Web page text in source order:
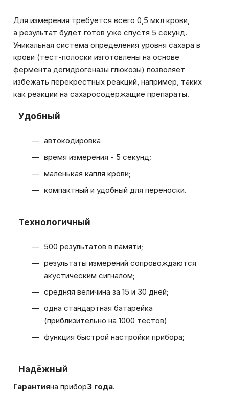
Для измерения требуется всего 0,5 мкл крови,
а результат будет готов уже спустя 5 секунд.
Уникальная система определения уровня сахара в
крови (тест-полоски изготовлены на основе
фермента дегидрогеназы глюкозы) позволяет
избежать перекрестных реакций, например, таких
как реакции на сахаросодержащие препараты.
Удобный
автокодировка
время измерения - 5 секунд;
маленькая капля крови;
компактный и удобный для переноски.
Технологичный
500 результатов в памяти;
результаты измерений сопровождаются
акустическим сигналом;
средняя величина за 15 и 30 дней;
одна стандартная батарейка
(приблизительно на 1000 тестов)
функция быстрой настройки прибора;
Надёжный
Гарантияна прибор3 года.